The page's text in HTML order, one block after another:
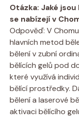
Otázka: Jaké
se nabízejí v
Odpověď: V
hlavních metod
bělení v zubní
bělících gelů pod
které využívá
bělící prostředky.
bělení a laserové
aktivaci bělícího